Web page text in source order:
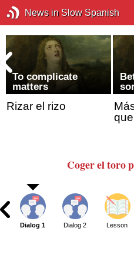
News in Slow Spanish
To complicate
matters
Rizar el rizo
Coger el toro
Dialog 1 Dialog 2 Lesson